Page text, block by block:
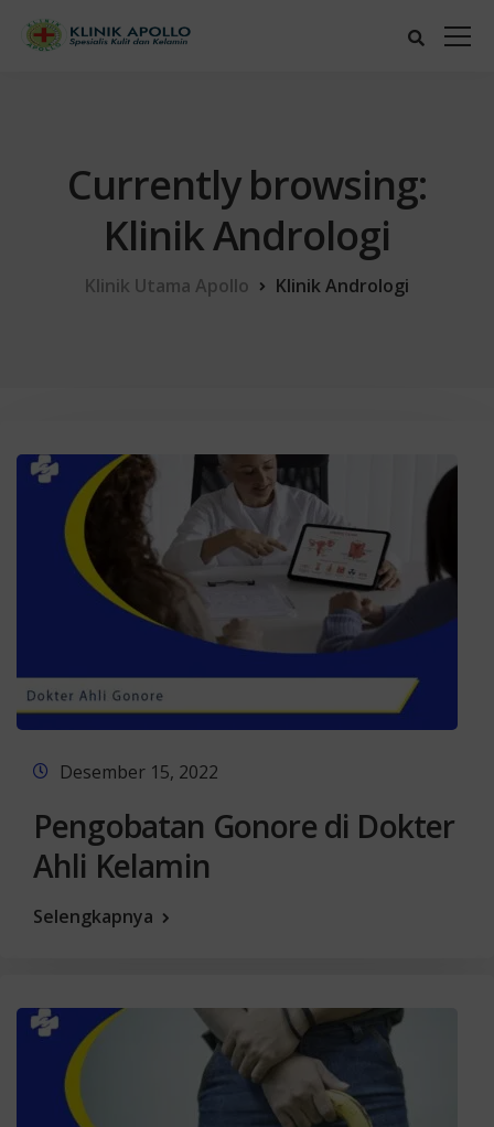
Currently browsing:
Klinik Andrologi
Klinik Utama Apollo Klinik Andrologi
Desember 15, 2022
Pengobatan Gonore di Dokter
Ahli Kelamin
Selengkapnya